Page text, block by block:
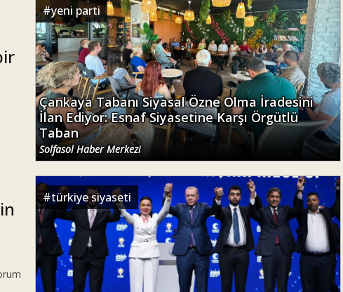
#yeni parti
Çankaya Tabanı Siyasal Özne Olma İradesini
İlan Ediyor: Esnaf Siyasetine Karşı Örgütlü
Taban
Solfasol Haber Merkezi
#türkiye siyaseti